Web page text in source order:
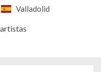
Valladolid